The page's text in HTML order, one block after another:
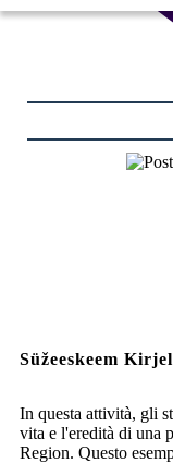
Süžeeskeem
In questa attività, gli
vita e l'eredità di una
Region. Questo